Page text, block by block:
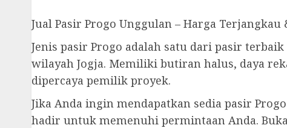
Jual Pasir Progo Unggulan – Harga Terjangkau
Jenis pasir Progo adalah satu dari pasir
wilayah Jogja. Memiliki butiran halus, daya
dipercaya pemilik proyek.
Jika Anda ingin mendapatkan sedia pasir
hadir untuk memenuhi permintaan Anda.